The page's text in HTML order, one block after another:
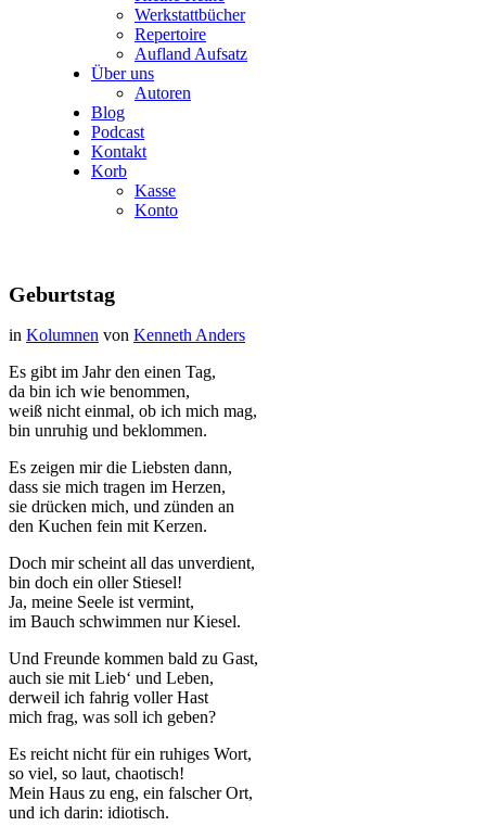
Werkstattbücher
Repertoire
Aufland Aufsatz
Über uns
Autoren
Blog
Podcast
Kontakt
Korb
Kasse
Konto
Geburtstag
in Kolumnen von Kenneth Anders
Es gibt im Jahr den einen Tag,
da bin ich wie benommen,
weiß nicht einmal, ob ich mich mag,
bin unruhig und beklommen.
Es zeigen mir die Liebsten dann,
dass sie mich tragen im Herzen,
sie drücken mich, und zünden an
den Kuchen fein mit Kerzen.
Doch mir scheint all das unverdient,
bin doch ein oller Stiesel!
Ja, meine Seele ist vermint,
im Bauch schwimmen nur Kiesel.
Und Freunde kommen bald zu Gast,
auch sie mit Lieb‘ und Leben,
derweil ich fahrig voller Hast
mich frag, was soll ich geben?
Es reicht nicht für ein ruhiges Wort,
so viel, so laut, chaotisch!
Mein Haus zu eng, ein falscher Ort,
und ich darin: idiotisch.